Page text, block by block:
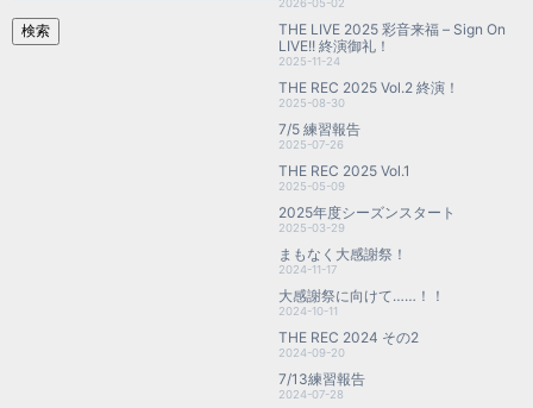
検索
2026-05-02
THE LIVE 2025 彩音来福 – Sign On
LIVE!! 終演御礼！
2025-11-24
THE REC 2025 Vol.2 終演！
2025-08-30
7/5 練習報告
2025-07-26
THE REC 2025 Vol.1
2025-05-09
2025年度シーズンスタート
2025-03-29
まもなく大感謝祭！
2024-11-17
大感謝祭に向けて……！！
2024-10-11
THE REC 2024 その2
2024-09-20
7/13練習報告
2024-07-28